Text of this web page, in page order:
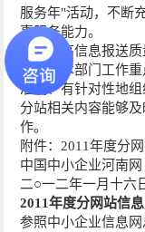
服务年"活动，不断
事服务能力。
三要提高信息报送
合本地本部门工作
准确、有针对性地
分站相关内容能够
作。
附件：2011年度分
中国中小企业河南网
二○一二年一月十六
2011年度分网站信
参照中小企业信息